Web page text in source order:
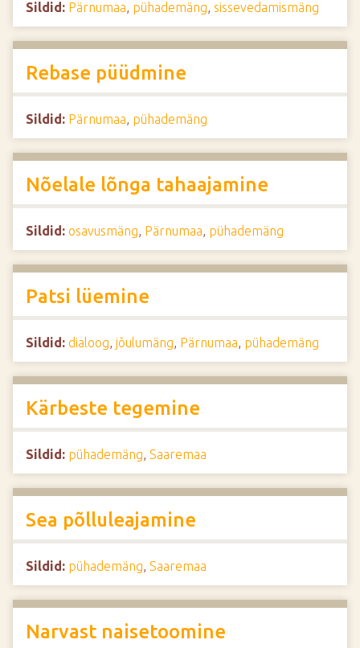
Sildid: Pärnumaa, pühademäng, sissevedamismäng
Rebase püüdmine
Sildid: Pärnumaa, pühademäng
Nõelale lõnga tahaajamine
Sildid: osavusmäng, Pärnumaa, pühademäng
Patsi lüemine
Sildid: dialoog, jõulumäng, Pärnumaa, pühademäng
Kärbeste tegemine
Sildid: pühademäng, Saaremaa
Sea põlluleajamine
Sildid: pühademäng, Saaremaa
Narvast naisetoomine